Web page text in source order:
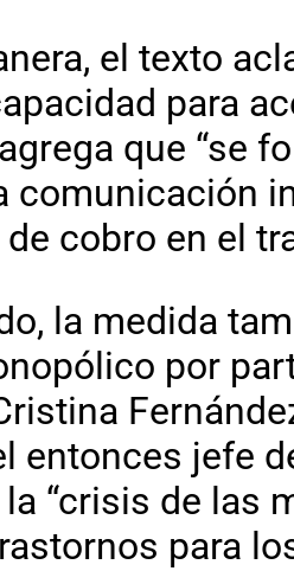
el texto
para
que “se
comunicación
cobro en el
la medida
por
entonces jefe
“crisis de las
para